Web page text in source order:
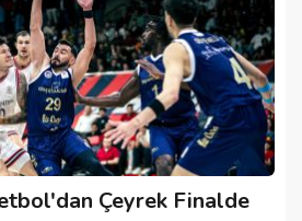
Çeyrek Finalde